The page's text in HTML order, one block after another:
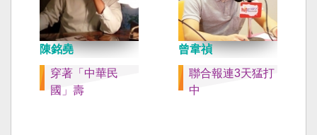
陳銘堯
穿著「中華民
國」壽
曾韋禎
聯合報連3天猛打
中